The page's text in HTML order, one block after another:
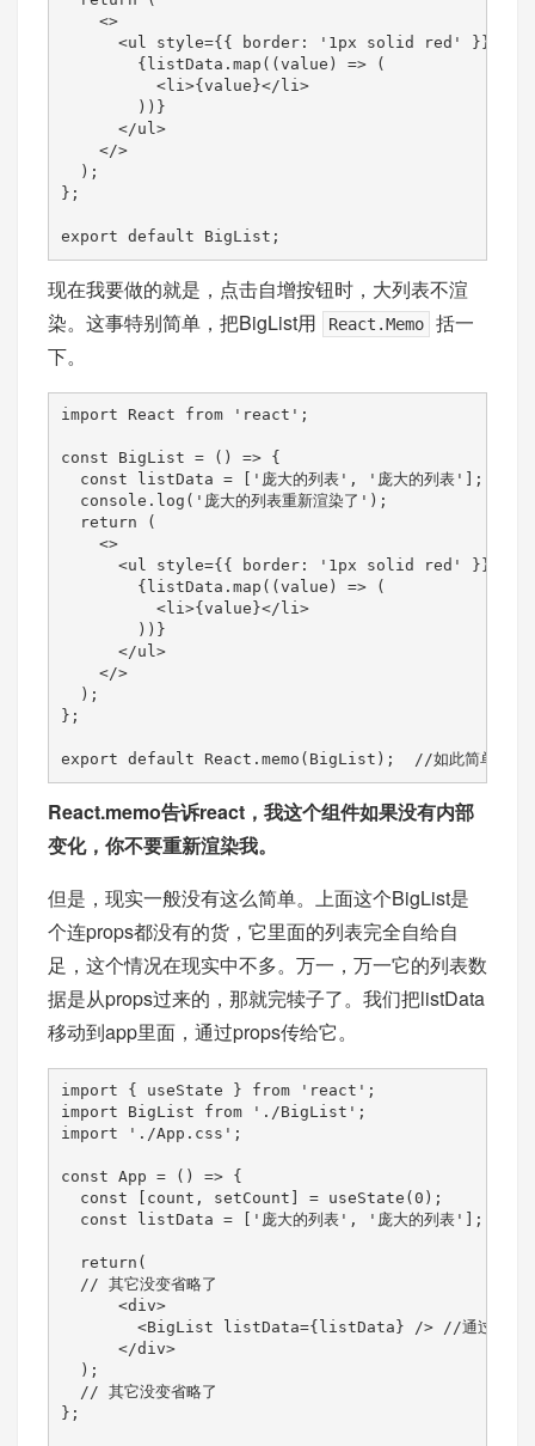
    <>
      <ul style={{ border: '1px solid red' }}>
        {listData.map((value) => (
          <li>{value}</li>
        ))}
      </ul>
    </>
  );
};
export default BigList;
现在我要做的就是，点击自增按钮时，大列表不渲
染。这事特别简单，把BigList用
React.Memo
括一
下。
import React from 'react';
const BigList = () => {
  const listData = ['庞大的列表', '庞大的列表'];
  console.log('庞大的列表重新渲染了');
  return (
    <>
      <ul style={{ border: '1px solid red' }}>
        {listData.map((value) => (
          <li>{value}</li>
        ))}
      </ul>
    </>
  );
};
export default React.memo(BigList);  //如此简单就搞
React.memo告诉react，我这个组件如果没有内部
变化，你不要重新渲染我。
但是，现实一般没有这么简单。上面这个BigList是
个连props都没有的货，它里面的列表完全自给自
足，这个情况在现实中不多。万一，万一它的列表数
据是从props过来的，那就完犊子了。我们把listData
移动到app里面，通过props传给它。
import { useState } from 'react';
import BigList from './BigList';
import './App.css';
const App = () => {
  const [count, setCount] = useState(0);
const listData = ['庞大的列表', '庞大的列表']; //移
  return(
  // 其它没变省略了
      <div>
<BigList listData={listData} /> //通过
      </div>
  );
  // 其它没变省略了
};